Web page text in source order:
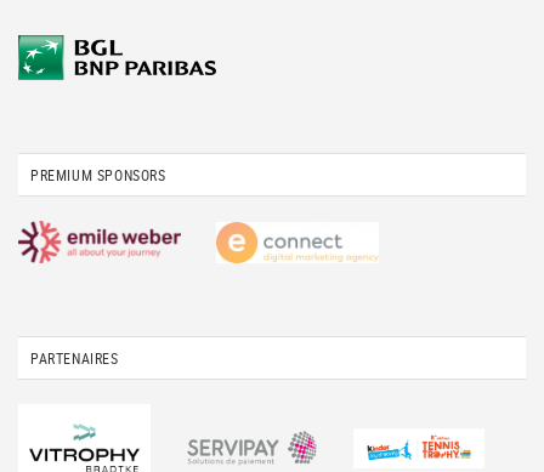
PREMIUM SPONSORS
PARTENAIRES